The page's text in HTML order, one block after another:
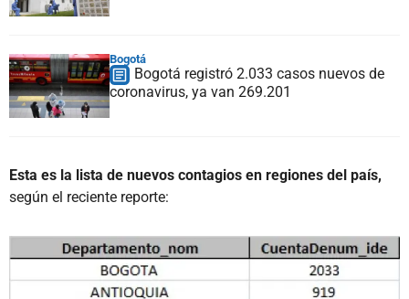
Bogotá
Bogotá registró 2.033 casos nuevos de
coronavirus, ya van 269.201
Esta es la lista de nuevos contagios en regiones del país,
según el reciente reporte: